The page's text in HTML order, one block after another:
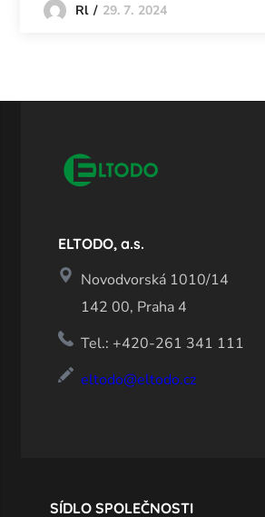
Rl 29. 7. 2024
ELTODO, a.s.
Novodvorská 1010/14
142 00, Praha 4
Tel.: +420-261 341 111
eltodo@eltodo.cz
SÍDLO SPOLEČNOSTI